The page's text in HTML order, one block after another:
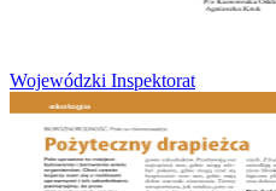
Wojewódzki Inspektorat